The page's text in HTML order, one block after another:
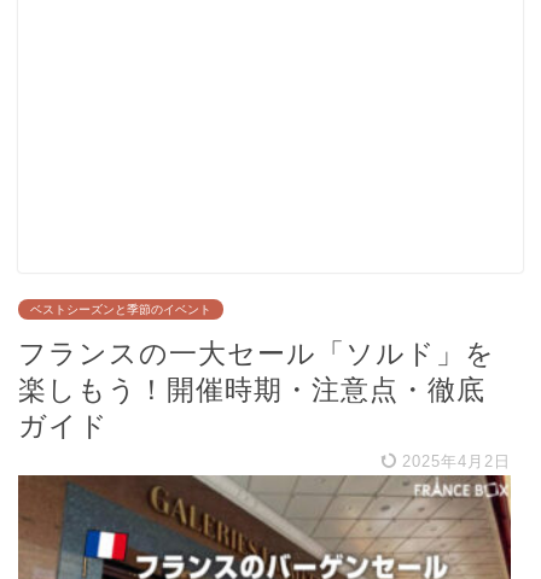
ベストシーズンと季節のイベント
フランスの一大セール「ソルド」を
楽しもう！開催時期・注意点・徹底
ガイド
2025年4月2日